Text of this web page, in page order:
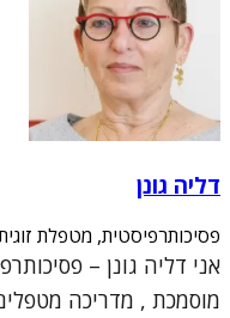
דליה גונן
פסיכותרפיסטית, מטפלת
אני דליה גונן –
מוסמכת , מדריכה